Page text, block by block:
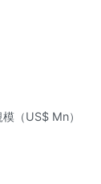
（US$ Mn）